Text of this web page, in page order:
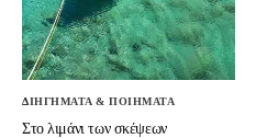
ΔΙΗΓΗΜΑΤΑ & ΠΟΙΗΜΑΤΑ
Στο λιμάνι των σκέψεων